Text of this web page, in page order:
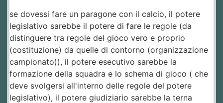
se dovessi fare un paragone con il calcio, il potere
legislativo sarebbe il potere di fare le regole (da
distinguere tra regole del gioco vero e proprio
(costituzione) da quelle di contorno (organizzazione
campionato)), il potere esecutivo sarebbe la
formazione della squadra e lo schema di gioco ( che
deve svolgersi all'interno delle regole del potere
legislativo), il potere giudiziario sarebbe la terna